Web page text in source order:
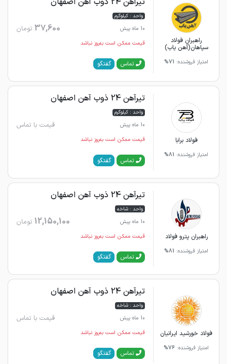
راهبران فولاد
سپاهان(آهن یاب)
امتیاز فروشنده: 71%
واحد : کیلوگرم
10 ماه پیش
37,600 تومان
قیمت ممکن است به‌روز نباشد
تماس گفتگو
فولاد برابا
امتیاز فروشنده: 81%
تیرآهن 24 ذوب آهن اصفهان
واحد : کیلوگرم
10 ماه پیش
قیمت با تماس
قیمت ممکن است به‌روز نباشد
تماس گفتگو
راهبران پترو فولاد
امتیاز فروشنده: 81%
تیرآهن 24 ذوب آهن اصفهان
واحد : شاخه
10 ماه پیش
12,150,100 تومان
قیمت ممکن است به‌روز نباشد
تماس گفتگو
فولاد خورشید ایرانیان
امتیاز فروشنده: 76%
تیرآهن 24 ذوب آهن اصفهان
واحد : شاخه
10 ماه پیش
قیمت با تماس
قیمت ممکن است به‌روز نباشد
تماس گفتگو